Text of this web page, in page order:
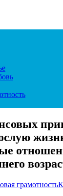
грамотность